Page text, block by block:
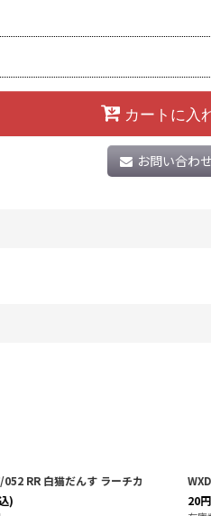
カートに入
お問い合わせ
ラーチカ
WXDi-P12-032 LC エ